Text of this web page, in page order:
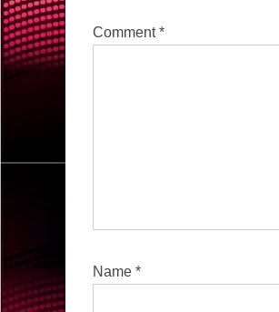
Comment*
Name *